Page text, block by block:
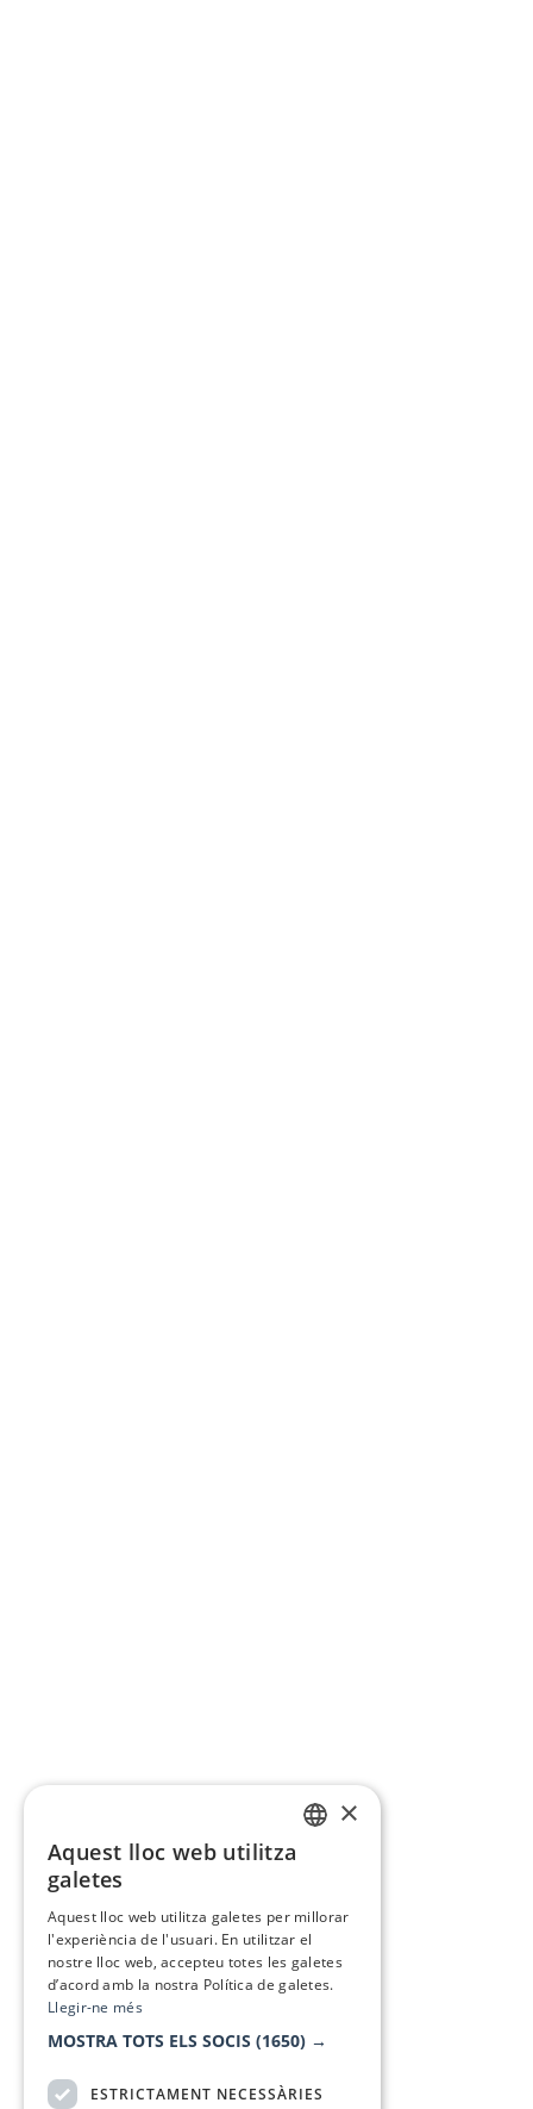
×
Aquest lloc web utilitza
galetes
Aquest lloc web utilitza galetes per millorar
l'experiència de l'usuari. En utilitzar el
nostre lloc web, accepteu totes les galetes
d’acord amb la nostra Política de galetes.
Llegir-ne més
MOSTRA TOTS ELS SOCIS (1650) →
ESTRICTAMENT NECESSÀRIES